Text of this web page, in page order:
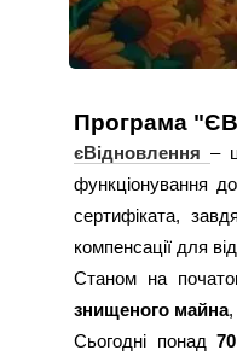
Програма
єВідновлення–
функціонування
сертифіката,
компенсації для
Станом на
знищеного майна,
Сьогодні понад